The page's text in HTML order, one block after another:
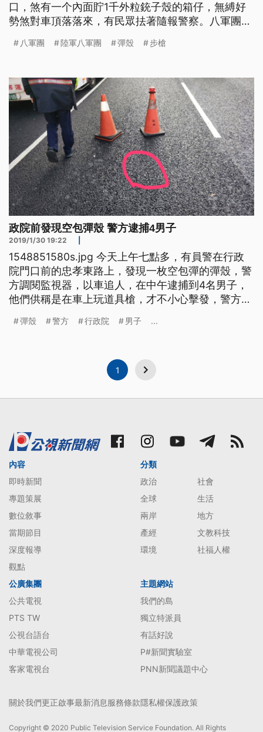
口，煞有一个內面貯1千外粒銃子殼的箱仔，無縛好
勢煞對車頂落落來，有民眾抾著隨報警察。八軍團表
失，一定會追究到底。（這條新聞標題、前言是臺語
八軍團 陸軍八軍團 彈殼 步槍
政院前發現空包彈殼 警方逮捕4男子
2019/1/30 19:22
1548851580s.jpg 今天上午七點多，有員警在行政
院門口前的忠孝東路上，發現一枚空包彈的彈殼，警
方調閱監視器，以車追人，在中午逮捕到4名男子，
他們供稱是在車上玩道具槍，才不小心擊發，警方則
大門前的馬路，採集物證並找尋線索，就在30日上午
彈殼 警方 行政院 男子 ...
1
內容
即時新聞
專題策展
數位敘事
當期節目
深度報導
觀點
分類
政治
社會
全球
生活
兩岸
地方
產經
文教科技
環境
社福人權
公廣集團
公共電視
PTS TW
公視台語台
中華電視公司
客家電視台
主題網站
我們的島
獨立特派員
有話好說
P#新聞實驗室
PNN新聞議題中心
關於我們更正啟事最新消息服務條款隱私權保護政策
Copyright © 2020 Public Television Service Foundation. All Rights